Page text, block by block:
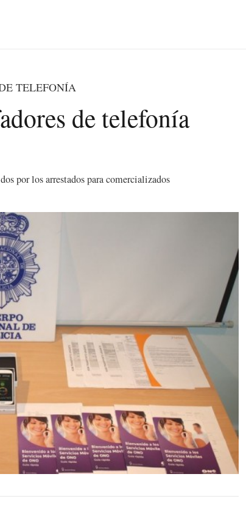
TELEFONÍA
de telefonía
por los arrestados para comercializados